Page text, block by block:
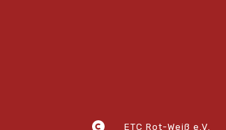
ETC Rot-Weiß e.V.